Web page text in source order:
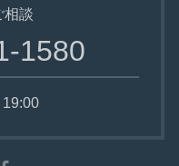
相談
1580